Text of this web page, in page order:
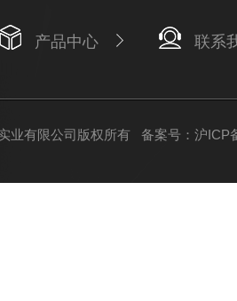
产品中心 联系
业有限公司版权所有 备案号：沪ICP